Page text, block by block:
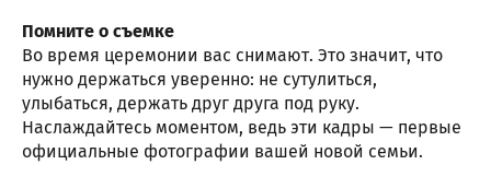
Помните о съемке
Во время церемонии вас снимают. Это значит, что
нужно держаться уверенно: не сутулиться,
улыбаться, держать друг друга под руку.
Наслаждайтесь моментом, ведь эти кадры — первые
официальные фотографии вашей новой семьи.